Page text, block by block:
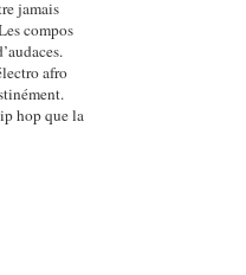
jamais
compos
afro
hop que la